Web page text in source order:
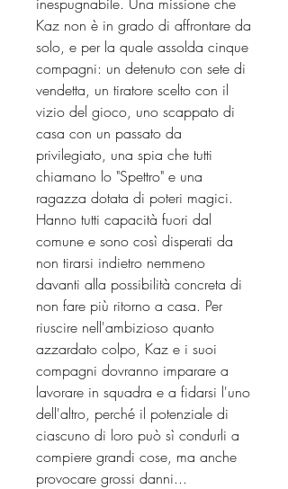
Kaz non è in grado di affrontare da
solo, e per la quale assolda cinque
compagni: un detenuto con sete di
vendetta, un tiratore scelto con il
vizio del gioco, uno scappato di
casa con un passato da
privilegiato, una spia che tutti
chiamano lo "Spettro" e una
ragazza dotata di poteri magici.
Hanno tutti capacità fuori dal
comune e sono così disperati da
non tirarsi indietro nemmeno
davanti alla possibilità concreta di
non fare più ritorno a casa. Per
riuscire nell'ambizioso quanto
azzardato colpo, Kaz e i suoi
compagni dovranno imparare a
lavorare in squadra e a fidarsi l'uno
dell'altro, perché il potenziale di
ciascuno di loro può sì condurli a
compiere grandi cose, ma anche
provocare grossi danni...